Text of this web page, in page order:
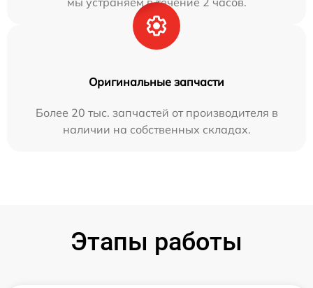
Оригинальные запчасти
Более 20 тыс. запчастей от производителя в
наличии на собственных складах.
Этапы работы